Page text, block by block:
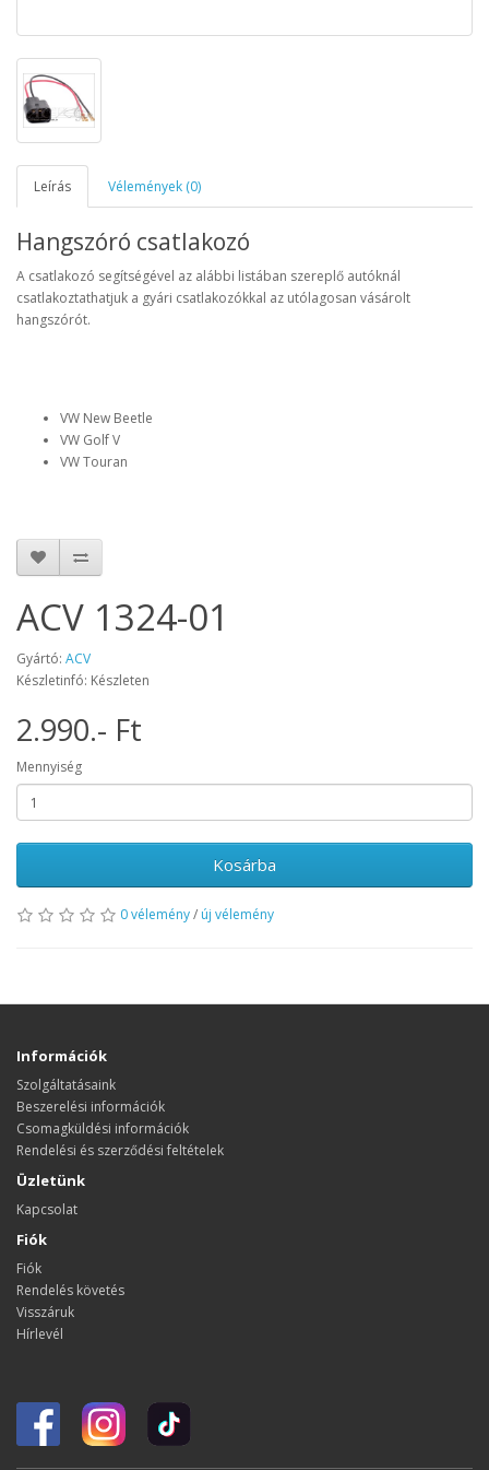
Leírás Vélemények (0)
Hangszóró csatlakozó
A csatlakozó segítségével az alábbi listában szereplő autóknál
csatlakoztathatjuk a gyári csatlakozókkal az utólagosan vásárolt
hangszórót.
VW New Beetle
VW Golf V
VW Touran
ACV 1324-01
Gyártó: ACV
Készletinfó: Készleten
2.990.- Ft
Mennyiség
Kosárba
0 vélemény/ új vélemény
Információk
Szolgáltatásaink
Beszerelési információk
Csomagküldési információk
Rendelési és szerződési feltételek
Üzletünk
Kapcsolat
Fiók
Fiók
Rendelés követés
Visszáruk
Hírlevél